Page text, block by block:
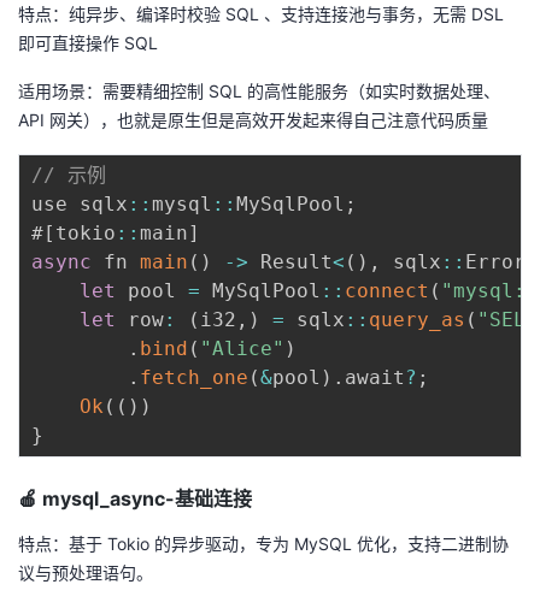
的
客
我
论
坛
的
圈
子
我
的
直
我
的
我
者
支
特点：纯异步、编译时校验 SQL 、支持连接池与事务，无需 DSL
即可直接操作 SQL
适用场景：需要精细控制 SQL 的高性能服务（如实时数据处理、
API 网关），也就是原生但是高效开发起来得自己注意代码质量
// 示例
use sqlx : : mysql : : MySqlPool ;
#[ tokio : : main]
async fn main ( ) -> Result< ( ) , sqlx : : Error
let
pool = MySqlPool : : connect (
let
row: ( i32 , ) = sqlx : : query_as (
. bind ( "Alice" )
. fetch_one (&pool ) . await ? ;
Ok ( ( ) )
}
🍎 mysql_async-基础连接
特点：基于 Tokio 的异步驱动，专为 MySQL 优化，支持二进制协
议与预处理语句。